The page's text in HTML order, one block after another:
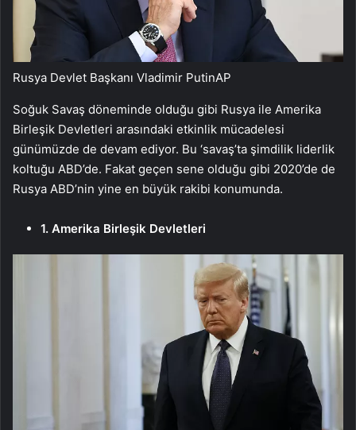
Rusya Devlet Başkanı Vladimir PutinAP
Soğuk Savaş döneminde olduğu gibi Rusya ile Amerika
Birleşik Devletleri arasındaki etkinlik mücadelesi
günümüzde de devam ediyor. Bu ‘savaş’ta şimdilik liderlik
koltuğu ABD’de. Fakat geçen sene olduğu gibi 2020’de de
Rusya ABD’nin yine en büyük rakibi konumunda.
1. Amerika Birleşik Devletleri